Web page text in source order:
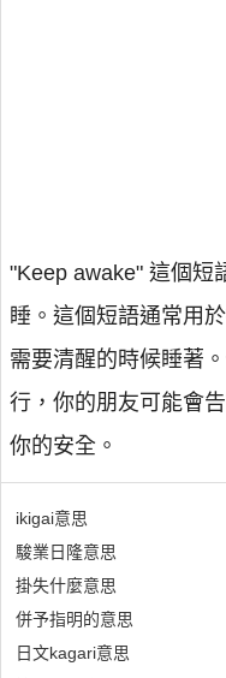
"Keep awake" 這個短
睡。這個短語通常用
需要清醒的時候睡著
行，你的朋友可能會
你的安全。
ikigai意思
駿業日隆意思
掛失什麼意思
併予指明的意思
日文kagari意思